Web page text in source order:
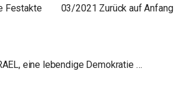
Festakte 03/2021 Zurück auf Anfang
eine lebendige Demokratie …